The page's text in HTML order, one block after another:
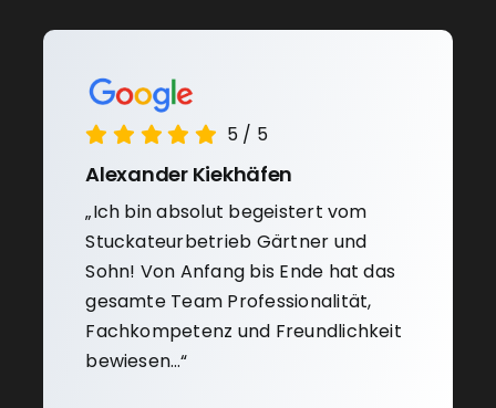
5 / 5
Alexander Kiekhäfen
„Ich bin absolut begeistert vom
Stuckateurbetrieb Gärtner und
Sohn! Von Anfang bis Ende hat das
gesamte Team Professionalität,
Fachkompetenz und Freundlichkeit
bewiesen…“